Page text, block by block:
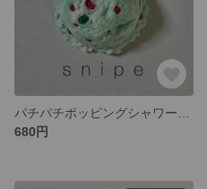
680円